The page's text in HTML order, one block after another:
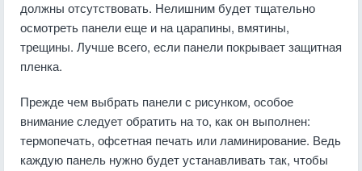
должны отсутствовать. Нелишним будет тщательно
осмотреть панели еще и на царапины, вмятины,
трещины. Лучше всего, если панели покрывает защитная
пленка.
Прежде чем выбрать панели с рисунком, особое
внимание следует обратить на то, как он выполнен:
термопечать, офсетная печать или ламинирование. Ведь
каждую панель нужно будет устанавливать так, чтобы